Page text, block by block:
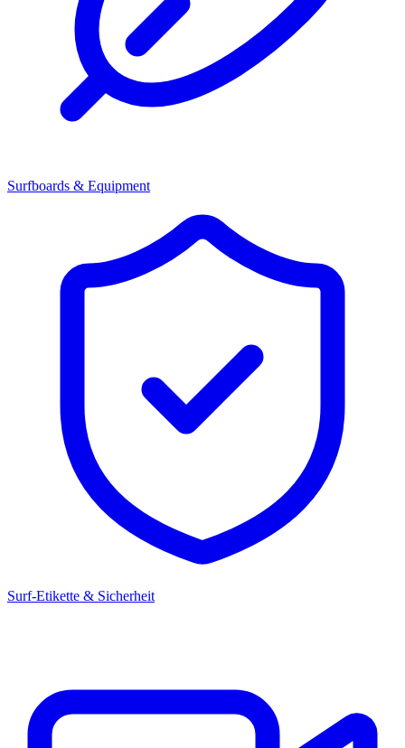
Surfboards & Equipment
Surf-Etikette & Sicherheit